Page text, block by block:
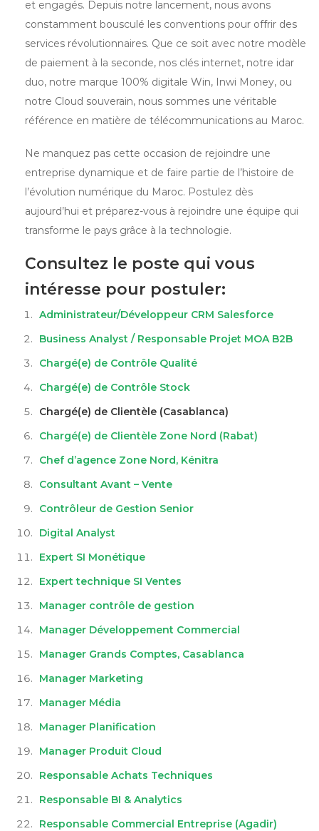
et engagés. Depuis notre lancement, nous avons
constamment bousculé les conventions pour offrir des
services révolutionnaires. Que ce soit avec notre modèle
de paiement à la seconde, nos clés internet, notre idar
duo, notre marque 100% digitale Win, Inwi Money, ou
notre Cloud souverain, nous sommes une véritable
référence en matière de télécommunications au Maroc.
Ne manquez pas cette occasion de rejoindre une
entreprise dynamique et de faire partie de l’histoire de
l’évolution numérique du Maroc. Postulez dès
aujourd’hui et préparez-vous à rejoindre une équipe qui
transforme le pays grâce à la technologie.
Consultez le poste qui vous
intéresse pour postuler:
Administrateur/Développeur CRM Salesforce
Business Analyst / Responsable Projet MOA B2B
Chargé(e) de Contrôle Qualité
Chargé(e) de Contrôle Stock
Chargé(e) de Clientèle (Casablanca)
Chargé(e) de Clientèle Zone Nord (Rabat)
Chef d’agence Zone Nord, Kénitra
Consultant Avant – Vente
Contrôleur de Gestion Senior
Digital Analyst
Expert SI Monétique
Expert technique SI Ventes
Manager contrôle de gestion
Manager Développement Commercial
Manager Grands Comptes, Casablanca
Manager Marketing
Manager Média
Manager Planification
Manager Produit Cloud
Responsable Achats Techniques
Responsable BI & Analytics
Responsable Commercial Entreprise (Agadir)